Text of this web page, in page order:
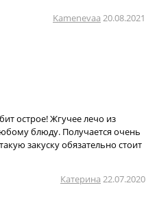
Kamenevaa 20.08.2021
острое! Жгучее лечо из
блюду. Получается очень
закуску обязательно стоит
Катерина 22.07.2020